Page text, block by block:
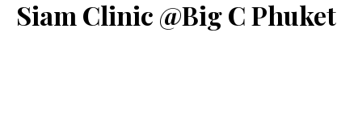
Siam Clinic @Big C Phuket